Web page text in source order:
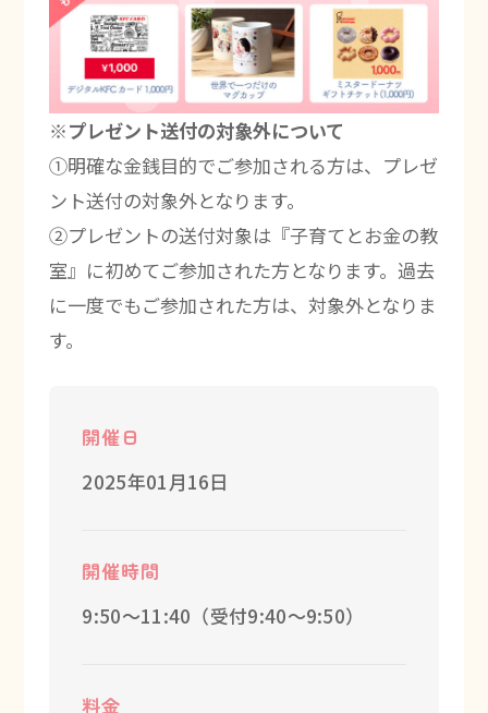
※プレゼント送付の対象外について
①明確な金銭目的でご参加される方は、プレゼ
ント送付の対象外となります。
②プレゼントの送付対象は『子育てとお金の教
室』に初めてご参加された方となります。過去
に一度でもご参加された方は、対象外となりま
す。
開催日
2025年01月16日
開催時間
9:50～11:40（受付9:40～9:50）
料金